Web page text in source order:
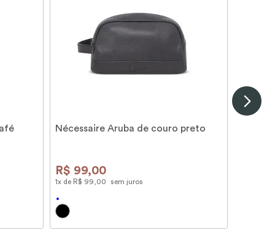
Nécessaire Aruba de couro preto
R$ 99,00
1x de R$ 99 00 sem juros